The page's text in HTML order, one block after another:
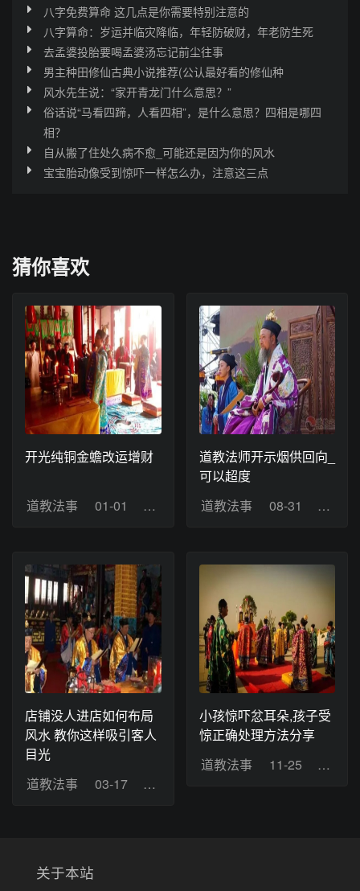
八字免费算命 这几点是你需要特别注意的
八字算命：岁运并临灾降临，年轻防破财，年老防生死
去孟婆投胎要喝孟婆汤忘记前尘往事
男主种田修仙古典小说推荐(公认最好看的修仙种
风水先生说：“家开青龙门什么意思？”
俗话说“马看四蹄，人看四相”，是什么意思？四相是哪四
相？
自从搬了住处久病不愈_可能还是因为你的风水
宝宝胎动像受到惊吓一样怎么办，注意这三点
猜你喜欢
开光纯铜金蟾改运增财
道教法事 01-01 浏览：10
道教法师开示烟供回向_
可以超度
道教法事
08-31 浏览
店铺没人进店如何布局
风水 教你这样吸引客人
目光
道教法事
03-17 浏览：10
小孩惊吓忿耳朵,孩子受
惊正确处理方法分享
道教法事
11-25 浏览
关于本站